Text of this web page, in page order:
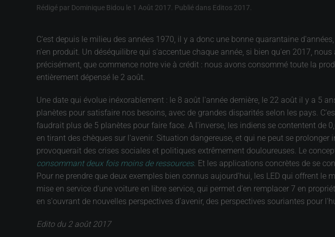
Rédigé par Dominique Bidou le 1 Août 2017 . Publié dans Editos 2017
C'est depuis le milieu des années 1970, il y a donc une bonne quarantaine
n'en produit. Un déséquilibre qui s'accentue chaque année, si bien qu'en 2017,
précisément, que commence notre vie à crédit : nous avons consommé toute la
entièrement dépensé le 2 août.
Une date qui évolue inéxorablement : le 8 août l'année dernière, le 22 août il y a 5
planètes pour satisfaire nos besoins, avec de grandes disparités selon les pays.
faudrait plus de 5 planètes pour faire face. A l'inverse, les indiens se contentent de
en tirant des chèques sur l'avenir. Situation dangereuse, et qui ne peut se
provoquerait des crises sociales et politiques extrêmement douloureuses. Le
consommant deux fois moins de ressources. Et les applications concrètes de se
Pour ne prendre que deux exemples bien connus aujourd'hui, les LED qui offrent
mise en service d'une voiture en libre service, qui permet d'en remplacer 7 en
en s'ouvrant de nouvelles perspectives d'avenir, des perspectives souriantes pour
Edito du 2 août 2017